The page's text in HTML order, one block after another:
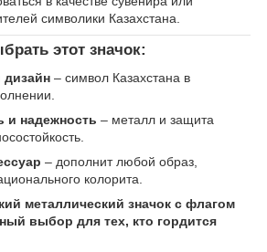
символики Казахстана.
этот значок:
дизайн – символ Казахстана в
и надежность – металл и защита
– дополнит любой образ,
колорита.
металлический значок с флагом
выбор для тех, кто гордится